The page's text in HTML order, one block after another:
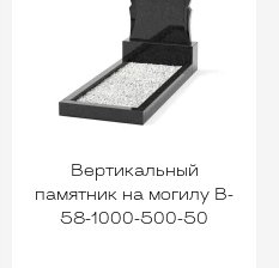
Вертикальный
памятник на могилу B-
58-1000-500-50